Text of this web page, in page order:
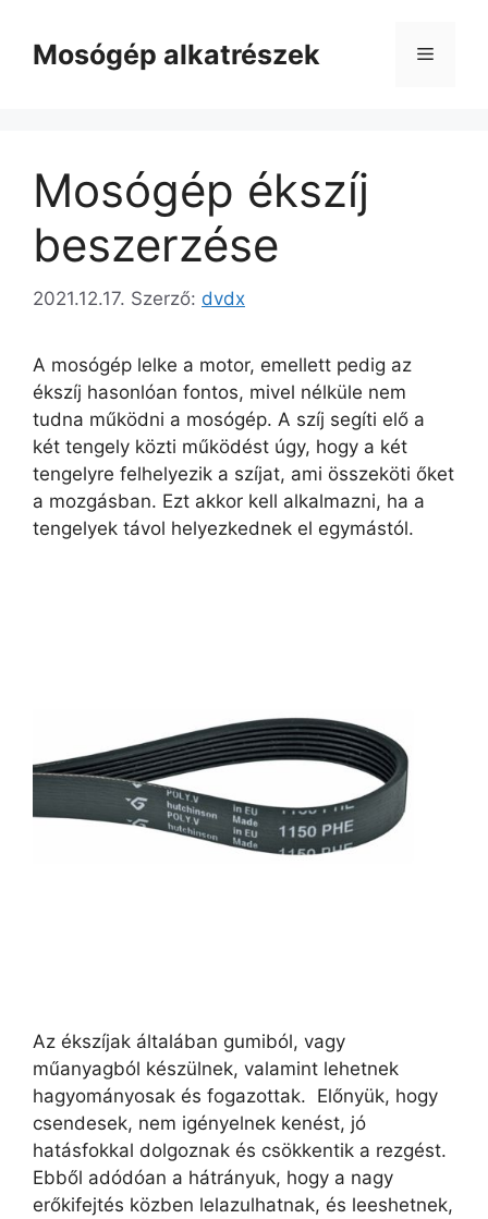
tartalomba
Mosógép alkatrészek Menü
Mosógép ékszíj
beszerzése
2021.12.17. Szerző: dvdx
A mosógép lelke a motor, emellett pedig az
ékszíj hasonlóan fontos, mivel nélküle nem
tudna működni a mosógép. A szíj segíti elő a
két tengely közti működést úgy, hogy a két
tengelyre felhelyezik a szíjat, ami összeköti őket
a mozgásban. Ezt akkor kell alkalmazni, ha a
tengelyek távol helyezkednek el egymástól.
Az ékszíjak általában gumiból, vagy
műanyagból készülnek, valamint lehetnek
hagyományosak és fogazottak. Előnyük, hogy
csendesek, nem igényelnek kenést, jó
hatásfokkal dolgoznak és csökkentik a rezgést.
Ebből adódóan a hátrányuk, hogy a nagy
erőkifejtés közben lelazulhatnak, és leeshetnek,